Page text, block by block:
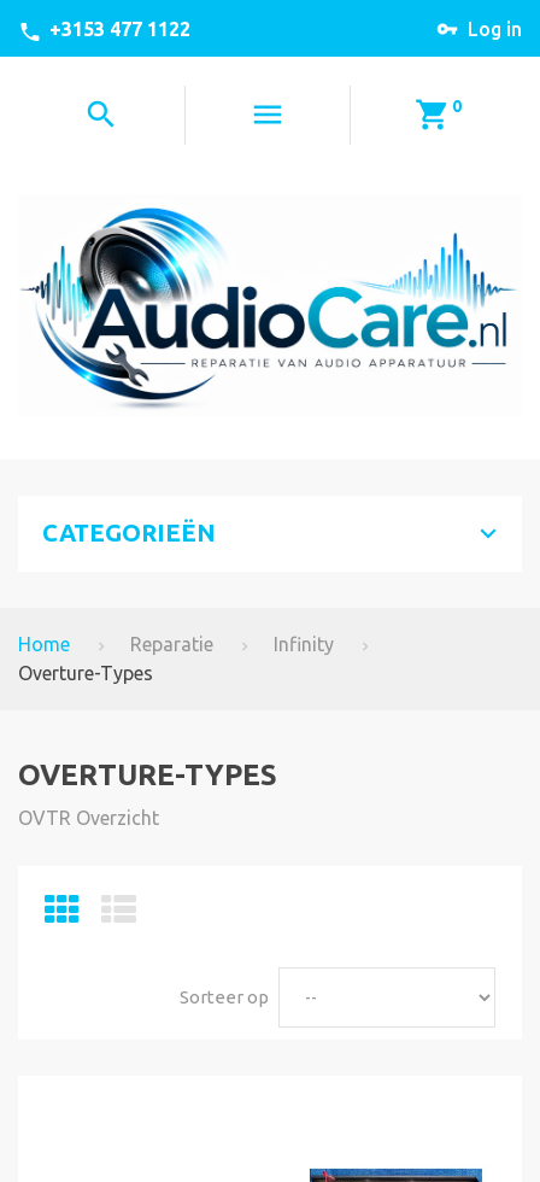
Log in
+3153 477 1122
0
CATEGORIEËN
Home Reparatie
Infinity
Overture-Types
OVERTURE-TYPES
OVTR Overzicht
Sorteer op